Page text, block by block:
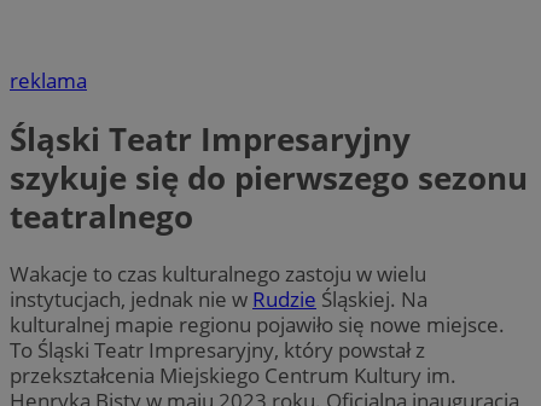
reklama
Śląski Teatr Impresaryjny
szykuje się do pierwszego sezonu
teatralnego
Wakacje to czas kulturalnego zastoju w wielu
instytucjach, jednak nie w Rudzie Śląskiej. Na
kulturalnej mapie regionu pojawiło się nowe miejsce.
To Śląski Teatr Impresaryjny, który powstał z
przekształcenia Miejskiego Centrum Kultury im.